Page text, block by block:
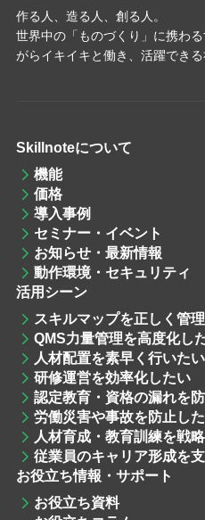
作る人、造る人、創る人。
世界中の「ものづくり」に携わ
がらイキイキと働き、活躍できる
Skillnoteについて
機能
価格
導入事例
セミナー・イベント
お知らせ・最新情報
動作環境・セキュリティ
活用シーン
スキルマップを正しく管
QMS力量管理を高度化し
人材配置を素早く行いたい
研修運営を効率化したい
認定教育・資格の漏れを
労働災害や事故を防止し
人材育成・教育訓練を戦
従業員のキャリア形成を
お役立ち情報・サポート
お役立ち資料